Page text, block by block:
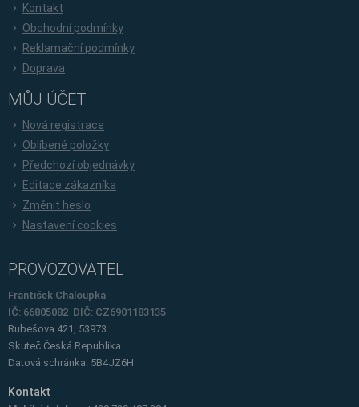
Kontakt
Obchodní podmínky
Reklamační podmínky
Doprava
MŮJ ÚČET
Nová registrace
Oblíbené položky
Předchozí objednávky
Editace zákazníka
Změnit heslo
Nastavení cookies
PROVOZOVATEL
František Chaloupka
IČ: 66805082 DIČ: CZ6901183135
Rubešova 421, 53973
Skuteč Česká Republika
Datová schránka: 5B4JZ6H
Kontakt